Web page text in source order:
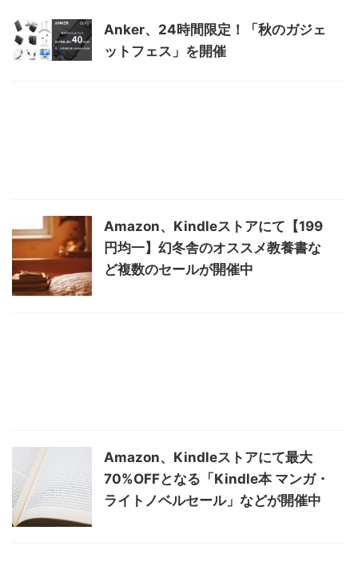
Anker、24時間限定！「秋のガジェ
ットフェス」を開催
Amazon、Kindleストアにて【199
円均一】幻冬舎のオススメ教養書な
ど複数のセールが開催中
Amazon、Kindleストアにて最大
70%OFFとなる「Kindle本 マンガ・
ライトノベルセール」などが開催中